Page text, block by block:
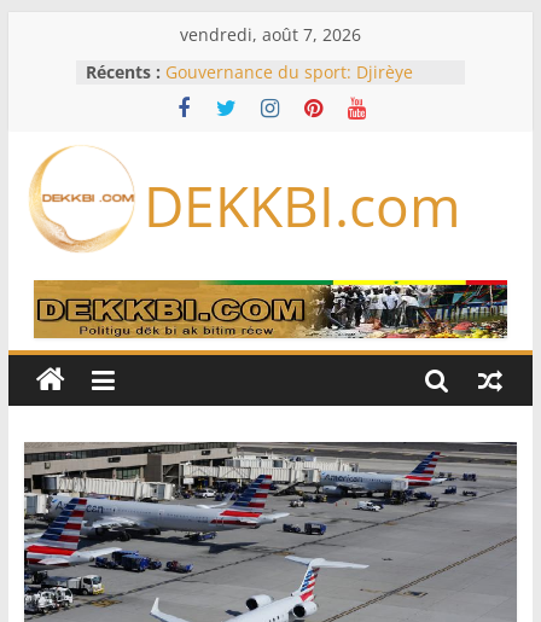
vendredi, août 7, 2026
Récents : Gouvernance du sport: Djirèye
Clotilde Coly lance un pacte de
performance avec les fédérations
extraordinaire: Six commissions
d’enquête à l’ordre du jour ce lundi
Sénégal…comment le Sénégal est
passé de 3 milliards à 37 millions
de dollars
61e Grand Prix du chef de l’Etat : Ce
TAS dénonce la duplicité de la
DEKKBI.com